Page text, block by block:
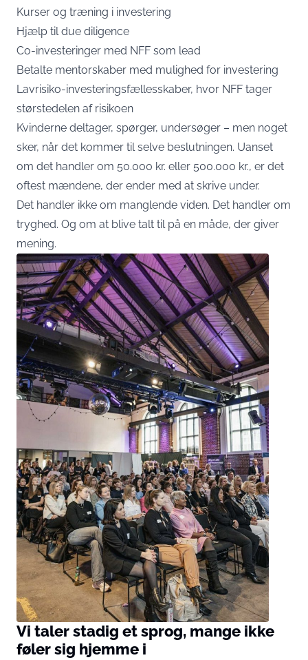
Kurser og træning i investering
Hjælp til due diligence
Co-investeringer med NFF som lead
Betalte mentorskaber med mulighed for investering
Lavrisiko-investeringsfællesskaber, hvor NFF tager
størstedelen af risikoen
Kvinderne deltager, spørger, undersøger – men noget
sker, når det kommer til selve beslutningen. Uanset
om det handler om 50.000 kr. eller 500.000 kr., er det
oftest mændene, der ender med at skrive under.
Det handler ikke om manglende viden. Det handler om
tryghed. Og om at blive talt til på en måde, der giver
mening.
Vi taler stadig et sprog, mange ikke
føler sig hjemme i